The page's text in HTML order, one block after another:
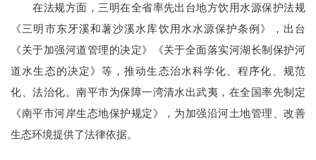
在法规方面，三明在全省率先出台地方饮用水源保护法规
《三明市东牙溪和薯沙溪水库饮用水水源保护条例》，出台
《关于加强河道管理的决定》《关于全面落实河湖长制保护河
道水生态的决定》等，推动生态治水科学化、程序化、规范
化、法治化。南平市为保障一湾清水出武夷，在全国率先制定
《南平市河岸生态地保护规定》，为加强沿河土地管理、改善
生态环境提供了法律依据。